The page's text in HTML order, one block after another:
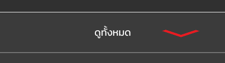
ดูทั้งหมด